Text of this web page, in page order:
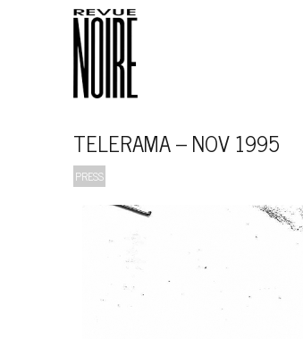
TELERAMA – NOV 1995
PRESS